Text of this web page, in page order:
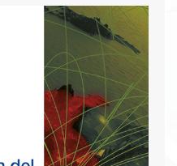
de medios de
en el mercado de
de la región,
oportunidades al
que